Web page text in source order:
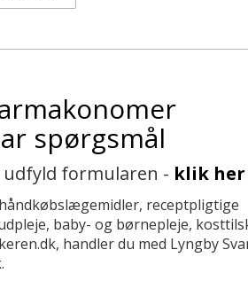
spørgsmål
udfyld formularen - klik her
receptpligtige
baby- og børnepleje,
handler du med Lyngby